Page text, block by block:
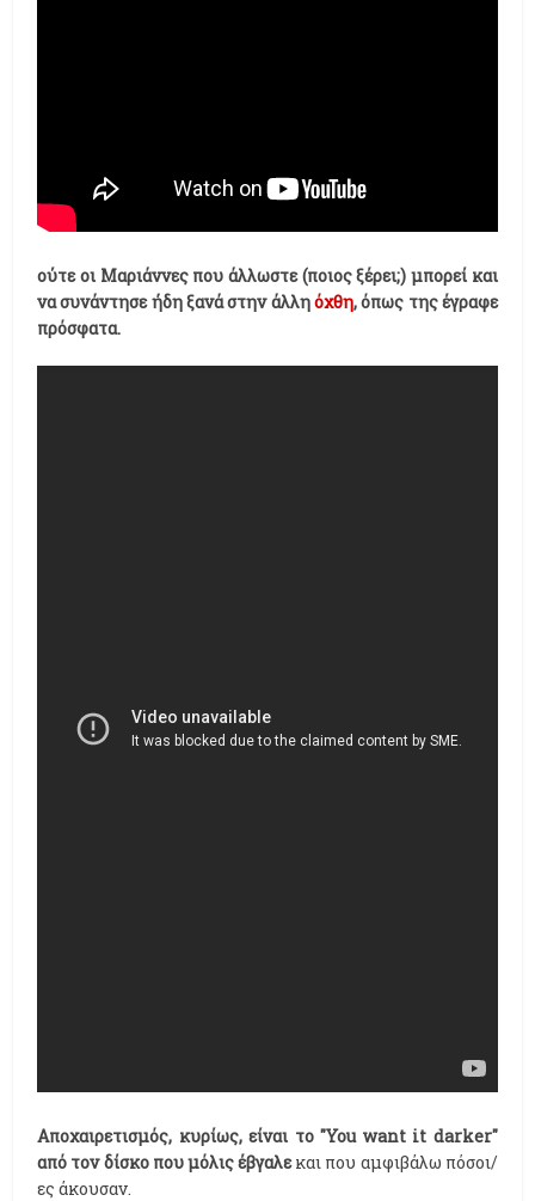
ούτε οι Μαριάννες που άλλωστε (ποιος ξέρει;) μπορεί και
να συνάντησε ήδη ξανά στην άλληόχθη, όπως της έγραφε
πρόσφατα.
Αποχαιρετισμός, κυρίως, είναι το "You want it darker"
από τον δίσκο που μόλις έβγαλεκαι που αμφιβάλω πόσοι/
ες άκουσαν.